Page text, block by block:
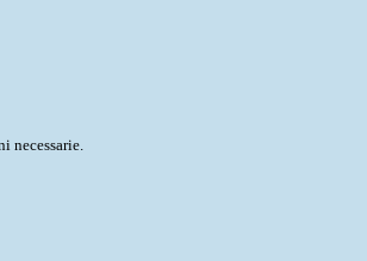
necessarie.